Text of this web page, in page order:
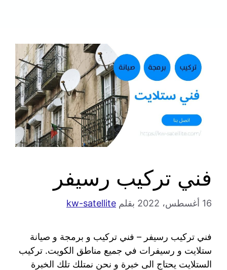
فني تركيب رسيفر
16 أغسطس، 2022 بقلم kw-satellite
فني تركيب رسيفر – فني تركيب و برمجة و صيانة
ستلايت و رسيفرات في جميع مناطق الكويت. تركيب
الستلايت يحتاج الى خبرة و نحن نمتلك تلك الخبرة